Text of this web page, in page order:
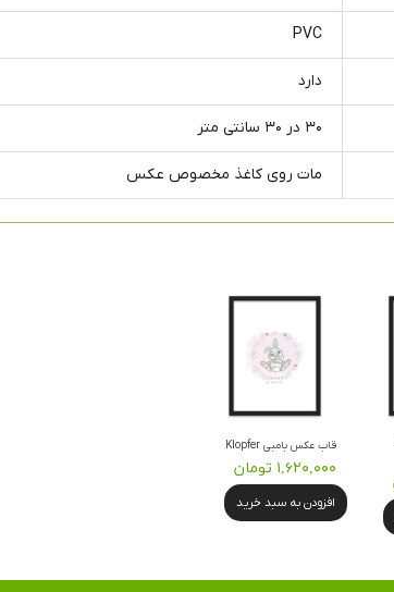
PVC
دارد
۳۰ در ۳۰ سانتی متر
مات روی کاغذ مخصوص عکس
قاب عکس بامبی Klopfer
۱,۶۲۰,۰۰۰ تومان
افزودن به سبد خرید